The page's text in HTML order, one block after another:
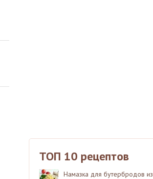
ТОП 10 рецептов
Намазка для бутербродов из